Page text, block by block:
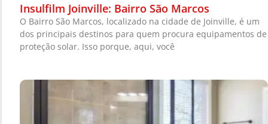
Insulfilm Joinville: Bairro São Marcos
O Bairro São Marcos, localizado na cidade de Joinville, é um
dos principais destinos para quem procura equipamentos de
proteção solar. Isso porque, aqui, você